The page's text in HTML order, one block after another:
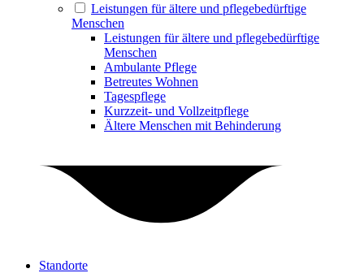
Leistungen für ältere und pflegebedürftige
Menschen
Leistungen für ältere und pflegebedürftige
Menschen
Ambulante Pflege
Betreutes Wohnen
Tagespflege
Kurzzeit- und Vollzeitpflege
Ältere Menschen mit Behinderung
Standorte